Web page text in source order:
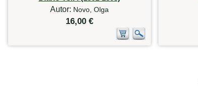
Autor: Novo, Olga
16,00 €